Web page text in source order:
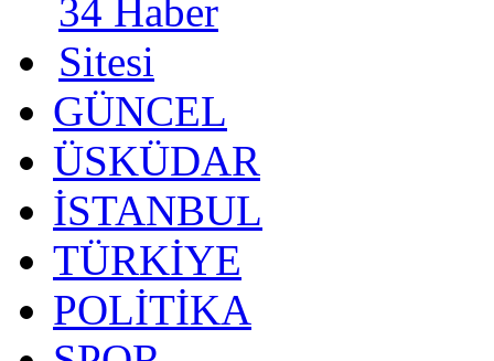
GÜNCEL
ÜSKÜDAR
İSTANBUL
TÜRKİYE
POLİTİKA